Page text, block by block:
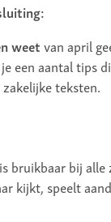
weetvan april
een aantal tips
teksten.
bruikbaar bij alle
kijkt, speelt